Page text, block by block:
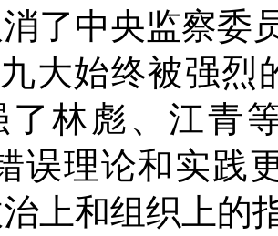
了中央监察委
大始终被强烈
了林彪、江青
误理论和实践
治上和组织上的